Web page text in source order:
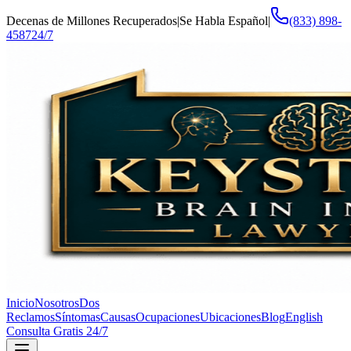
Decenas de Millones Recuperados|Se Habla Español|
(833) 898-
458724/7
InicioNosotrosDos
ReclamosSíntomasCausasOcupacionesUbicacionesBlogEnglish
Consulta Gratis 24/7